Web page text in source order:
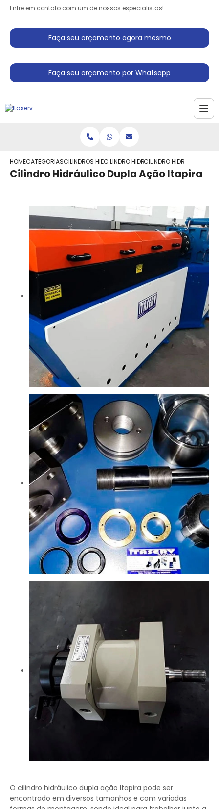
Entre em contato com um de nossos especialistas!
Faça seu orçamento agora mesmo
Faça seu orçamento por Whatsapp
HOMECATEGORIASCILINDROS HIDRAULICOCILINDRO HIDRAULICO TELESCOPICO
CILINDRO HIDRAULICO
Cilindro Hidráulico Dupla Ação Itapira
O cilindro hidráulico dupla ação Itapira pode ser
encontrado em diversos tamanhos e com variadas